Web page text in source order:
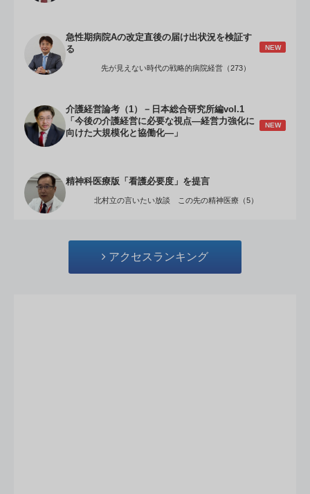
急性期病院Aの改定直後の届け出状況を検証す
る
NEW
先が見えない時代の戦略的病院経営（273）
介護経営論考（1）－日本総合研究所編vol.1
「今後の介護経営に必要な視点―経営力強化に
向けた大規模化と協働化―」
NEW
精神科医療版「看護必要度」を提言
北村立の言いたい放談 この先の精神医療（5）
アクセスランキング